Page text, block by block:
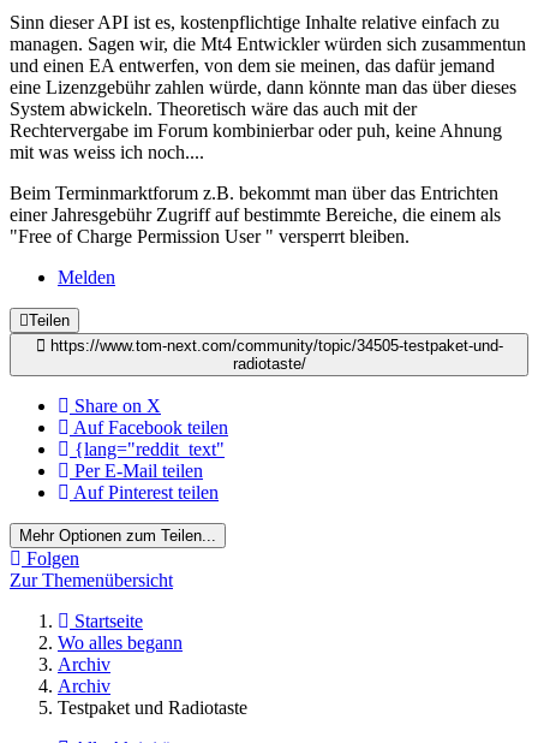
Sinn dieser API ist es, kostenpflichtige Inhalte relative einfach zu
managen. Sagen wir, die Mt4 Entwickler würden sich zusammentun
und einen EA entwerfen, von dem sie meinen, das dafür jemand
eine Lizenzgebühr zahlen würde, dann könnte man das über dieses
System abwickeln. Theoretisch wäre das auch mit der
Rechtervergabe im Forum kombinierbar oder puh, keine Ahnung
mit was weiss ich noch....
Beim Terminmarktforum z.B. bekommt man über das Entrichten
einer Jahresgebühr Zugriff auf bestimmte Bereiche, die einem als
"Free of Charge Permission User " versperrt bleiben.
Melden
Teilen
https://www.tom-next.com/community/topic/34505-testpaket-und-
radiotaste/
Share on X
Auf Facebook teilen
{lang="reddit_text"
Per E-Mail teilen
Auf Pinterest teilen
Mehr Optionen zum Teilen...
Folgen
Zur Themenübersicht
Startseite
Wo alles begann
Archiv
Archiv
Testpaket und Radiotaste